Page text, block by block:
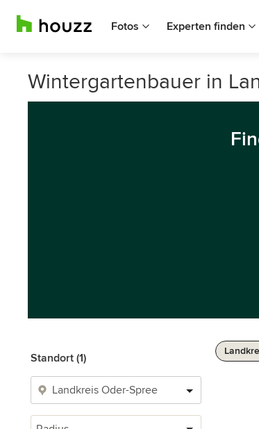
Fotos Experten finden
Wintergartenbauer in
Standort (1)